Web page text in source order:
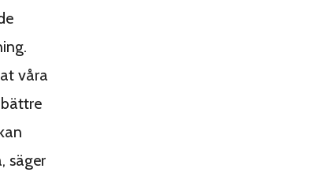
våra
säger